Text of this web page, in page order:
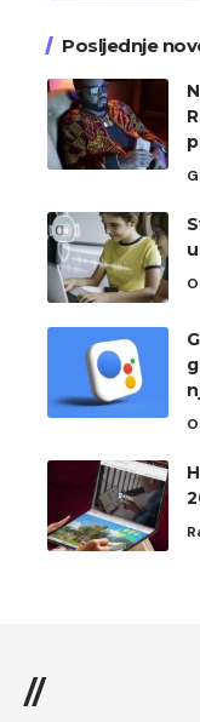
Posljednje
//